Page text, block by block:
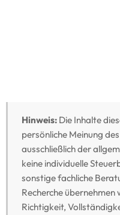
Hinweis:Die Inhalte
persönliche Meinung
ausschließlich der
keine individuelle
sonstige fachliche
Recherche
Richtigkeit,